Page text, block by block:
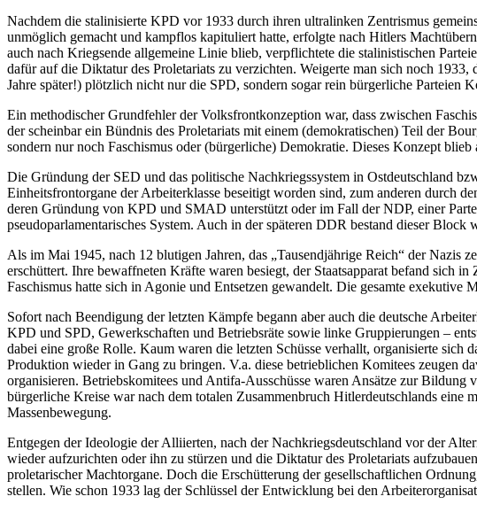
Nachdem die stalinisierte KPD vor 1933 durch ihren ultralinken Zentrismus
unmöglich gemacht und kampflos kapituliert hatte, erfolgte nach Hitlers
auch nach Kriegsende allgemeine Linie blieb, verpflichtete die stalinistischen
dafür auf die Diktatur des Proletariats zu verzichten. Weigerte man sich noch
Jahre später!) plötzlich nicht nur die SPD, sondern sogar rein bürgerliche Parteien
Ein methodischer Grundfehler der Volksfrontkonzeption war, dass zwischen
der scheinbar ein Bündnis des Proletariats mit einem (demokratischen) Teil der
sondern nur noch Faschismus oder (bürgerliche) Demokratie. Dieses Konzept
Die Gründung der SED und das politische Nachkriegssystem in Ostdeutschland
Einheitsfrontorgane der Arbeiterklasse beseitigt worden sind, zum anderen durch
deren Gründung von KPD und SMAD unterstützt oder im Fall der NDP, einer
pseudoparlamentarisches System. Auch in der späteren DDR bestand dieser
Als im Mai 1945, nach 12 blutigen Jahren, das „Tausendjährige Reich“ der Nazis
erschüttert. Ihre bewaffneten Kräfte waren besiegt, der Staatsapparat befand sich
Faschismus hatte sich in Agonie und Entsetzen gewandelt. Die gesamte exekutive
Sofort nach Beendigung der letzten Kämpfe begann aber auch die deutsche
KPD und SPD, Gewerkschaften und Betriebsräte sowie linke Gruppierungen –
dabei eine große Rolle. Kaum waren die letzten Schüsse verhallt, organisierte
Produktion wieder in Gang zu bringen. V.a. diese betrieblichen Komitees zeugen
organisieren. Betriebskomitees und Antifa-Ausschüsse waren Ansätze zur
bürgerliche Kreise war nach dem totalen Zusammenbruch Hitlerdeutschlands
Massenbewegung.
Entgegen der Ideologie der Alliierten, nach der Nachkriegsdeutschland vor der
wieder aufzurichten oder ihn zu stürzen und die Diktatur des Proletariats
proletarischer Machtorgane. Doch die Erschütterung der gesellschaftlichen
stellen. Wie schon 1933 lag der Schlüssel der Entwicklung bei den